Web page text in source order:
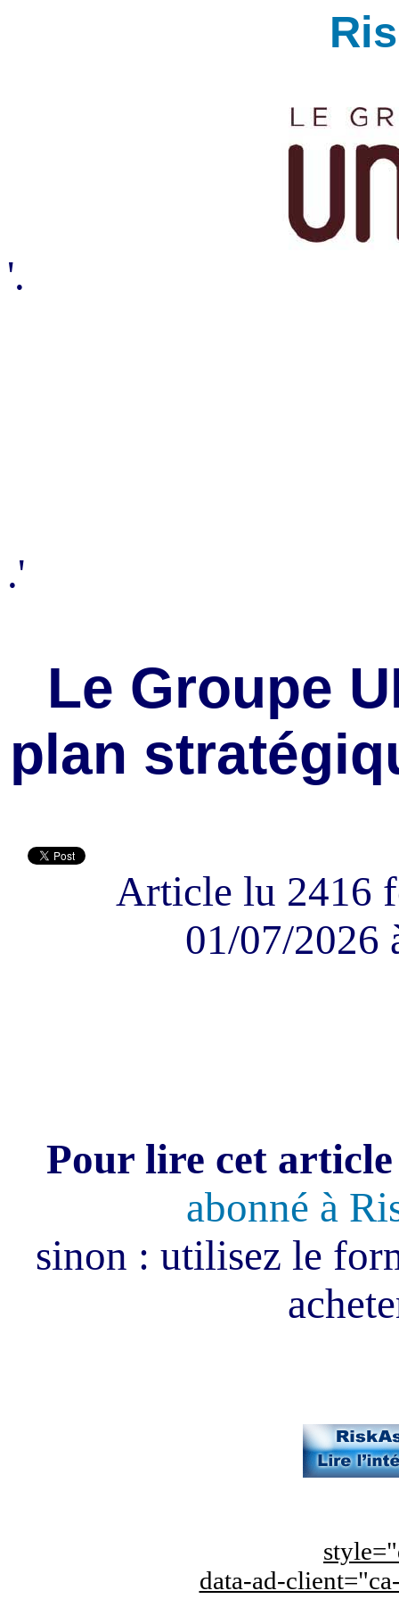
'.
.'
Le Groupe
plan
Article lu 2416
01/07/2026
Pour lire cet
abonné à
sinon : utilisez le
data-ad-